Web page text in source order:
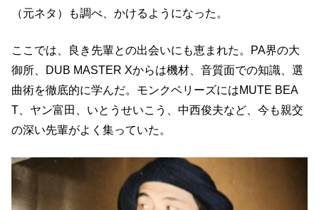
（元ネタ）も調べ、かけるようになった。
ここでは、良き先輩との出会いにも恵まれた。PA界の大
御所、DUB MASTER Xからは機材、音質面での知識、選
曲術を徹底的に学んだ。モンクベリーズにはMUTE BEA
T、ヤン富田、いとうせいこう、中西俊夫など、今も親交
の深い先輩がよく集っていた。